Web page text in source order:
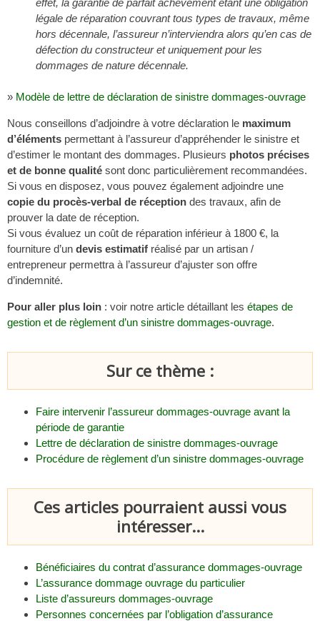
légale de réparation couvrant tous types de travaux, même
hors décennale, l’assureur n’interviendra alors qu’en cas de
défection du constructeur et uniquement pour les
dommages de nature décennale.
» Modèle de lettre de déclaration de sinistre dommages-ouvrage
Nous conseillons d’adjoindre à votre déclaration le maximum
d’éléments permettant à l’assureur d’appréhender le sinistre et
d’estimer le montant des dommages. Plusieurs photos précises
et de bonne qualité sont donc particulièrement recommandées.
Si vous en disposez, vous pouvez également adjoindre une
copie du procès-verbal de réception des travaux, afin de
prouver la date de réception.
Si vous évaluez un coût de réparation inférieur à 1800 €, la
fourniture d’un devis estimatif réalisé par un artisan /
entrepreneur permettra à l’assureur d’ajuster son offre
d’indemnité.
Pour aller plus loin : voir notre article détaillant les étapes de
gestion et de règlement d’un sinistre dommages-ouvrage.
Sur ce thème :
Faire intervenir l’assureur dommages-ouvrage avant la
période de garantie
Lettre de déclaration de sinistre dommages-ouvrage
Procédure de règlement d’un sinistre dommages-ouvrage
Ces articles pourraient aussi vous
intéresser...
Bénéficiaires du contrat d’assurance dommages-ouvrage
L’assurance dommage ouvrage du particulier
Liste d’assureurs dommages-ouvrage
Personnes concernées par l’obligation d’assurance